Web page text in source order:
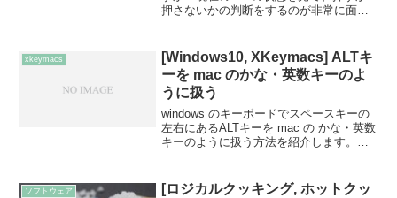
押さないかの判断をするのが非常に面倒
数」キー、日本語を入力したいときは
「かな」キー...
xkeymacs
[Windows10, XKeymacs] ALTキ
ーを mac のかな・英数キーのよ
うに扱う
windows のキーボードでスペースキーの
左右にあるALTキーを mac の かな・英数
キーのように扱う方法を紹介します。キ
XKeymacs を使うemacs コマンドを...
ソフトウェア
[ロジカルクッキング, ホットクッ